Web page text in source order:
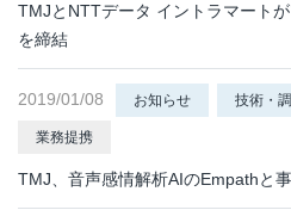
TMJとNTTデータ イントラマート
を締結
2019/01/08 お知らせ 技術・
業務提携
TMJ、音声感情解析AIのEmpathと